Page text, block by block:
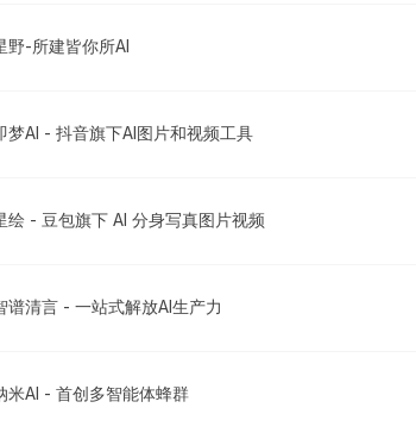
野-所建皆你所AI
梦AI - 抖音旗下AI图片和视频工具
绘 - 豆包旗下 AI 分身写真图片视频
谱清言 - 一站式解放AI生产力
米AI - 首创多智能体蜂群